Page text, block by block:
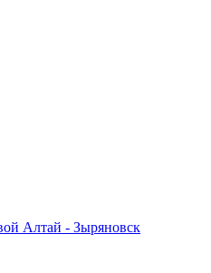
Алтай - Зыряновск